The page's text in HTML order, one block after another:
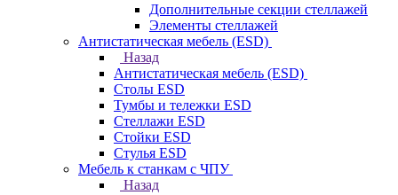
Дополнительные секции стеллажей
Элементы стеллажей
Антистатическая мебель (ESD)
Назад
Антистатическая мебель (ESD)
Столы ESD
Тумбы и тележки ESD
Стеллажи ESD
Стойки ESD
Стулья ESD
Мебель к станкам с ЧПУ
Назад